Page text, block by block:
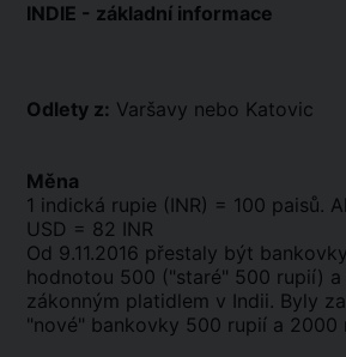
INDIE - základní informace
Odlety z: Varšavy nebo Katovic
Měna
1 indická rupie (INR) = 100 paisů.
USD = 82 INR
Od 9.11.2016 přestaly být
hodnotou 500 ("staré" 500 rupií) a
zákonným platidlem v Indii. Byly
"nové" bankovky 500 rupií a 2000